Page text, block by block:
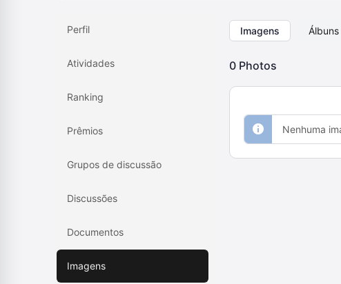
Perfil
Atividades
Ranking
Prêmios
Grupos de discussão
Discussões
Documentos
Imagens
Imagens Álbuns
0 Photos
Nenhuma